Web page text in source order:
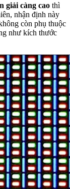
giải càng cao thì
nhận định này
còn phụ thuộc
như kích thước